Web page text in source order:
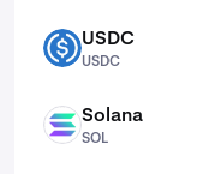
USDC USDC
USDC
SOL Solana
SOL